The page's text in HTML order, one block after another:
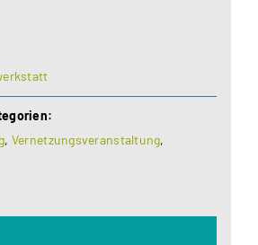
, Vernetzungsveranstaltung,